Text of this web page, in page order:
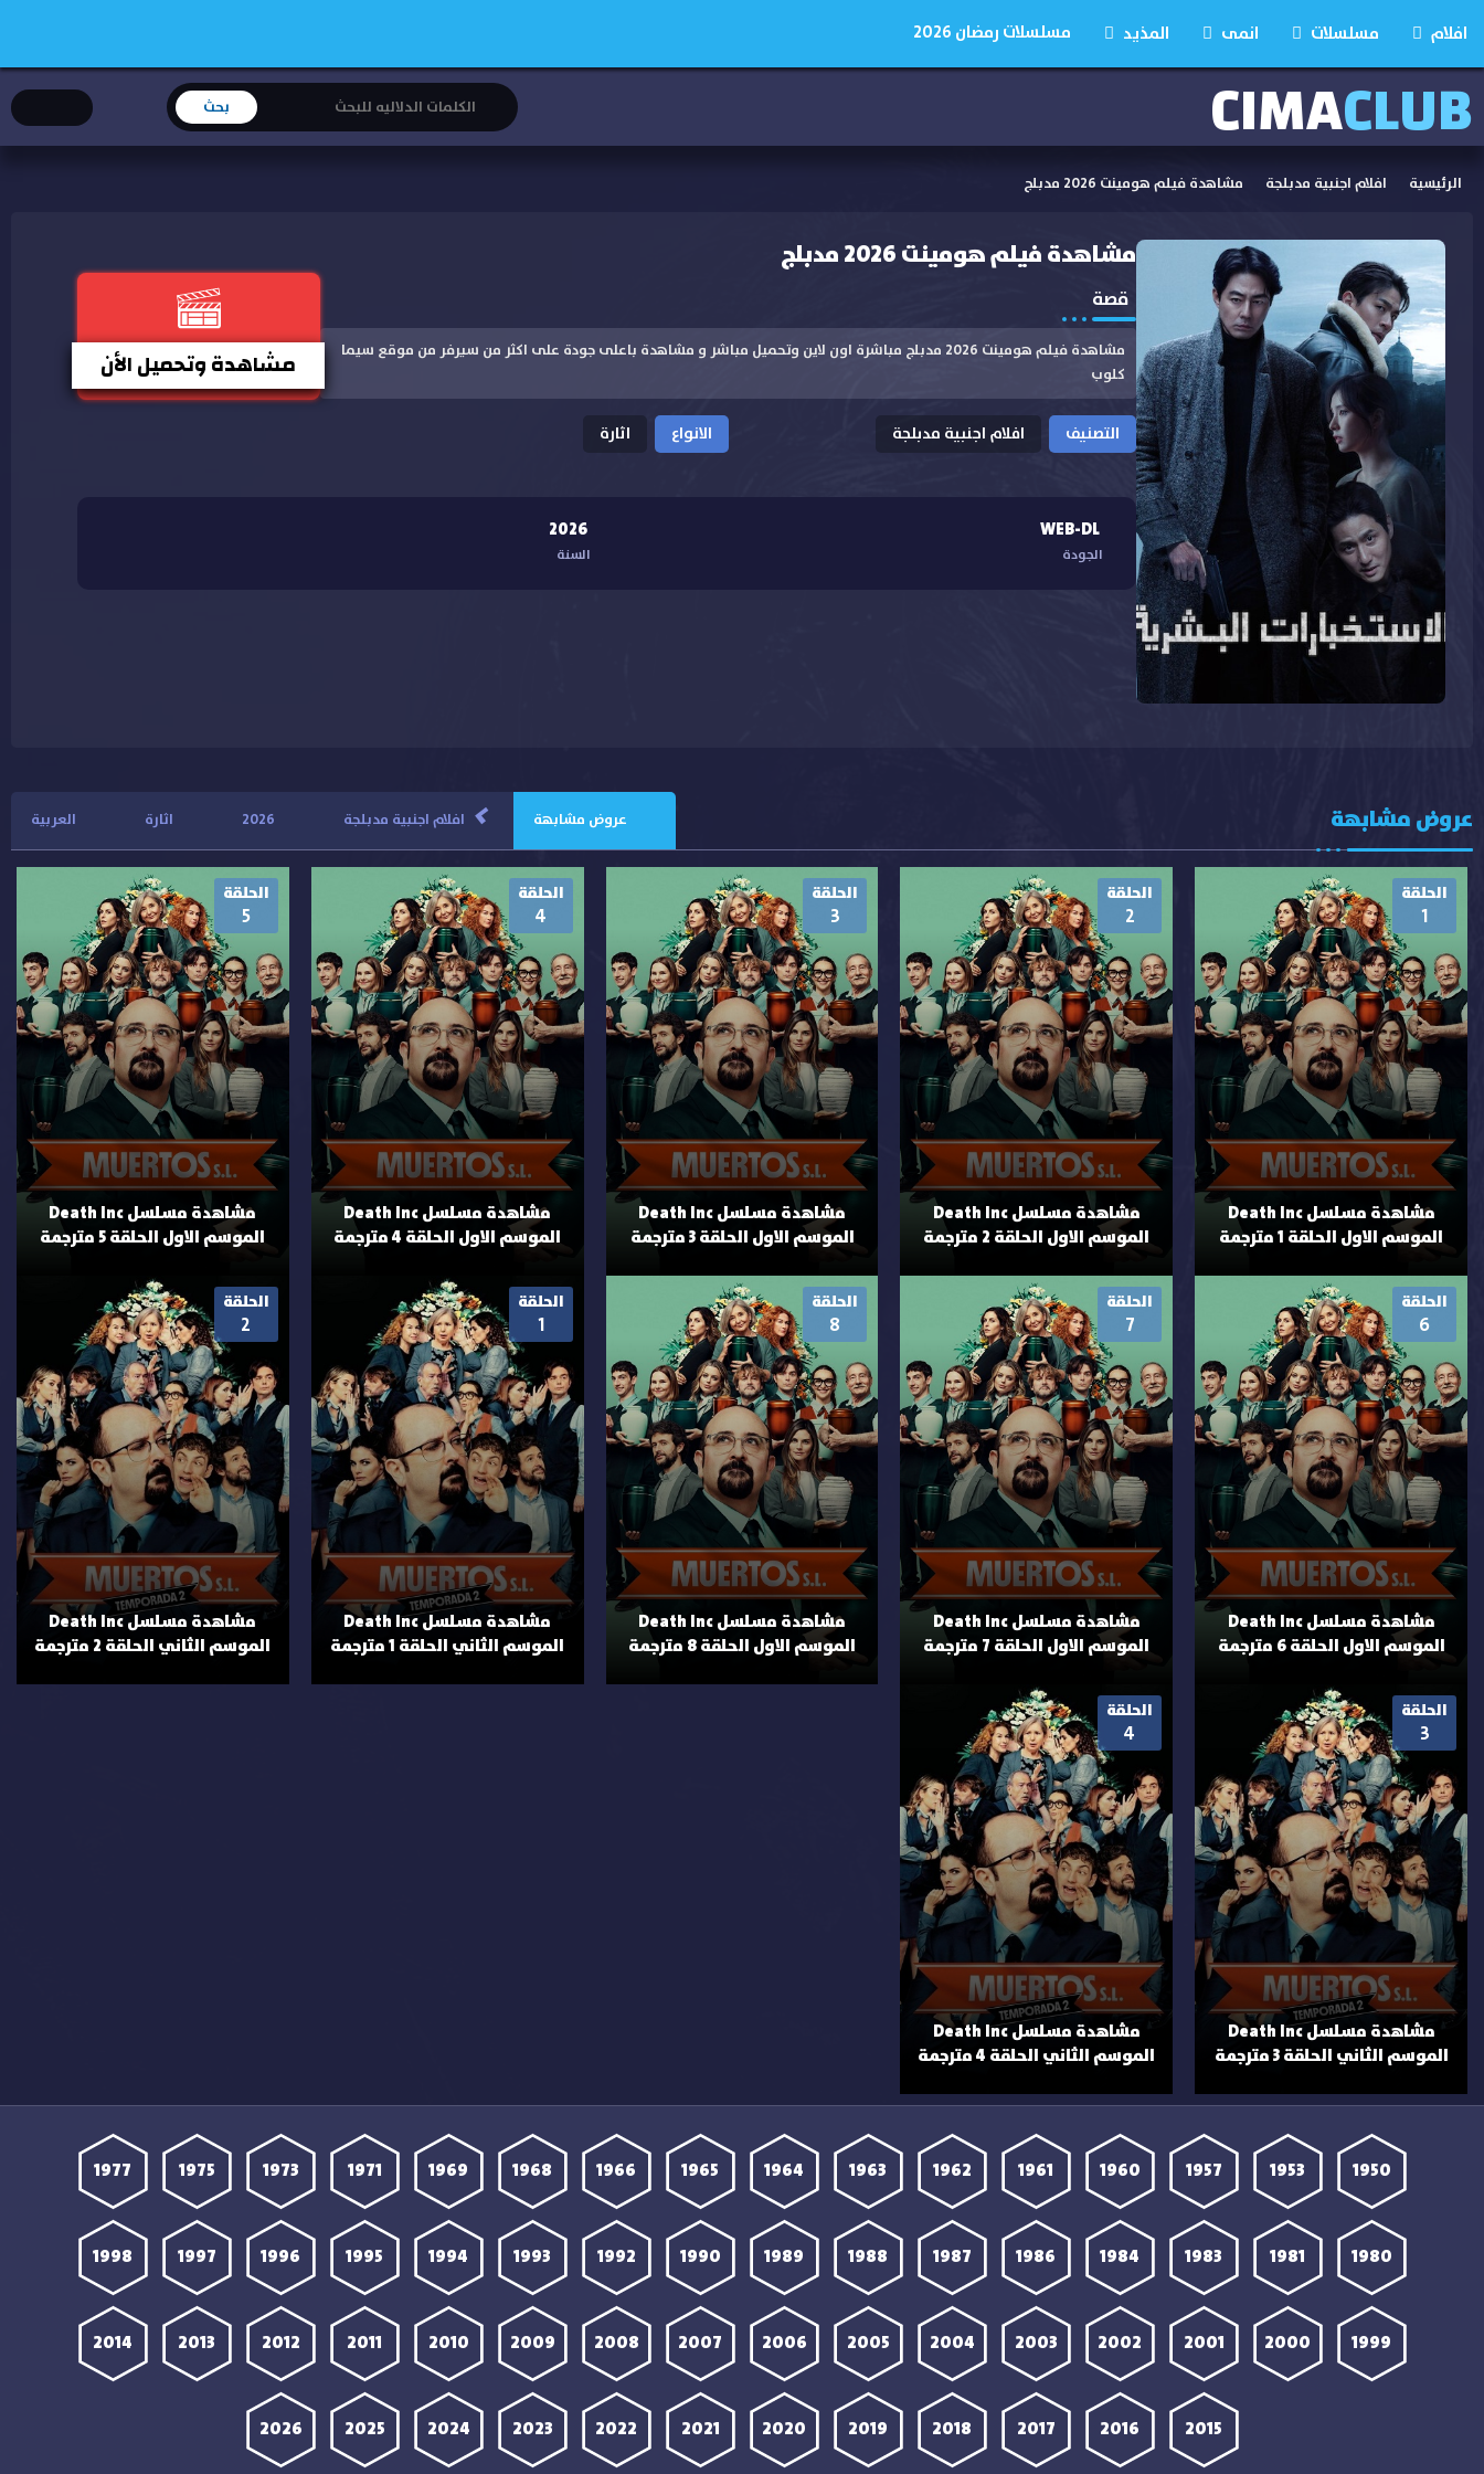
افلام مسلسلات انمى المذيد مسلسلات رمضان 2026
CIMACLUB
الرئيسية افلام اجنبية مدبلجة مشاهدة فيلم هومينت 2026 مدبلج
مشاهدة فيلم هومينت 2026 مدبلج
قصة
مشاهدة فيلم هومينت 2026 مدبلج مباشرة اون لاين وتحميل مباشر و مشاهدة باعلى جودة على اكثر من سيرفر من موقع سيما
كلوب
التصنيف افلام اجنبية مدبلجة الانواع اثارة
مشاهدة وتحميل الأن
WEB-DL
الجودة
2026
السنة
عروض مشابهة عروض مشابهة > افلام اجنبية مدبلجة 2026 اثارة العربية
الحلقة
1
مشاهدة مسلسل Death Inc
الموسم الاول الحلقة 1 مترجمة
الحلقة
2
مشاهدة مسلسل Death Inc
الموسم الاول الحلقة 2 مترجمة
الحلقة
3
مشاهدة مسلسل Death Inc
الموسم الاول الحلقة 3 مترجمة
الحلقة
4
مشاهدة مسلسل Death Inc
الموسم الاول الحلقة 4 مترجمة
الحلقة
5
مشاهدة مسلسل Death Inc
الموسم الاول الحلقة 5 مترجمة
الحلقة
6
مشاهدة مسلسل Death Inc
الموسم الاول الحلقة 6 مترجمة
الحلقة
7
مشاهدة مسلسل Death Inc
الموسم الاول الحلقة 7 مترجمة
الحلقة
8
مشاهدة مسلسل Death Inc
الموسم الاول الحلقة 8 مترجمة
الحلقة
1
مشاهدة مسلسل Death Inc
الموسم الثاني الحلقة 1 مترجمة
الحلقة
2
مشاهدة مسلسل Death Inc
الموسم الثاني الحلقة 2 مترجمة
الحلقة
3
مشاهدة مسلسل Death Inc
الموسم الثاني الحلقة 3 مترجمة
الحلقة
4
مشاهدة مسلسل Death Inc
الموسم الثاني الحلقة 4 مترجمة
1950
1953
1957
1960
1961
1962
1963
1964
1965
1966
1968
1969
1971
1973
1975
1977
1980
1981
1983
1984
1986
1987
1988
1989
1990
1992
1993
1994
1995
1996
1997
1998
1999
2000
2001
2002
2003
2004
2005
2006
2007
2008
2009
2010
2011
2012
2013
2014
2015
2016
2017
2018
2019
2020
2021
2022
2023
2024
2025
2026